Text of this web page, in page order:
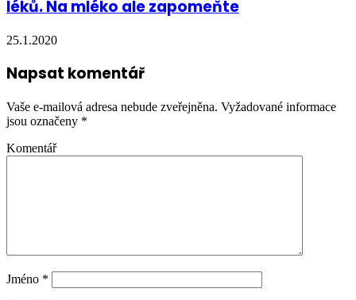
léků. Na mléko ale zapomeňte
25.1.2020
Napsat komentář
Vaše e-mailová adresa nebude zveřejněna. Vyžadované informace
jsou označeny *
Komentář
Jméno *